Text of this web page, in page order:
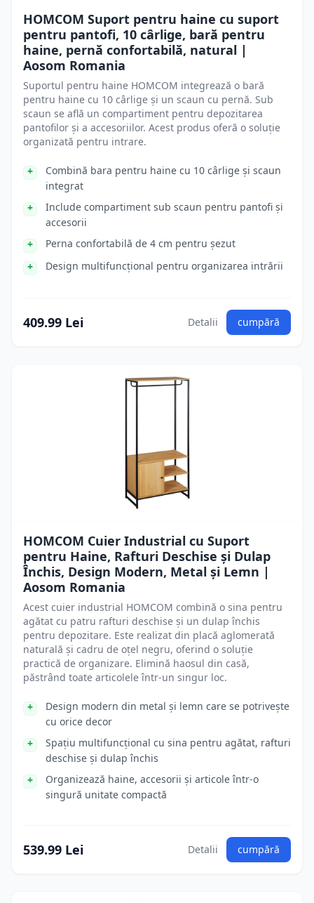
HOMCOM Suport pentru haine cu suport
pentru pantofi, 10 cârlige, bară pentru
haine, pernă confortabilă, natural |
Aosom Romania
Suportul pentru haine HOMCOM integrează o bară
pentru haine cu 10 cârlige și un scaun cu pernă. Sub
scaun se află un compartiment pentru depozitarea
pantofilor și a accesoriilor. Acest produs oferă o soluție
organizată pentru intrare.
Combină bara pentru haine cu 10 cârlige și scaun
integrat
Include compartiment sub scaun pentru pantofi și
accesorii
Perna confortabilă de 4 cm pentru șezut
Design multifuncțional pentru organizarea intrării
409.99 Lei Detalii cumpără
HOMCOM Cuier Industrial cu Suport
pentru Haine, Rafturi Deschise și Dulap
Închis, Design Modern, Metal și Lemn |
Aosom Romania
Acest cuier industrial HOMCOM combină o sina pentru
agătat cu patru rafturi deschise și un dulap închis
pentru depozitare. Este realizat din placă aglomerată
naturală și cadru de oțel negru, oferind o soluție
practică de organizare. Elimină haosul din casă,
păstrând toate articolele într-un singur loc.
Design modern din metal și lemn care se potrivește
cu orice decor
Spațiu multifuncțional cu sina pentru agătat, rafturi
deschise și dulap închis
Organizează haine, accesorii și articole într-o
singură unitate compactă
539.99 Lei Detalii cumpără